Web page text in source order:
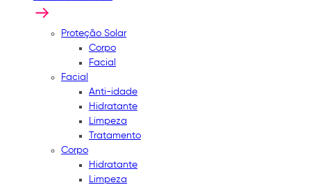
Proteção Solar
Corpo
Facial
Facial
Anti-idade
Hidratante
Limpeza
Tratamento
Corpo
Hidratante
Limpeza